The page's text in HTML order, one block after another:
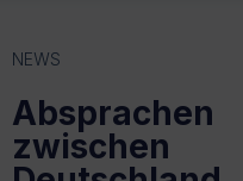
NEWS
Absprachen
zwischen